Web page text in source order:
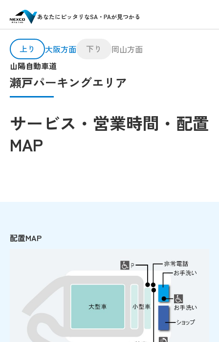
あなたにピッタリなSA・PAが見つかる
山陽自動車道
瀬戸パーキングエリア
上り 大阪方面 下り 岡山方面
サービス・営業時間・配置
MAP
配置MAP